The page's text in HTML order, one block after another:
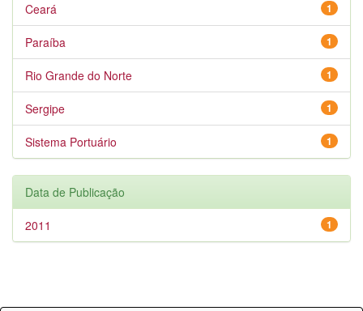
1
Ceará
1
Paraíba
1
Rio Grande do Norte
1
Sergipe
1
Sistema Portuário
Data de Publicação
1
2011